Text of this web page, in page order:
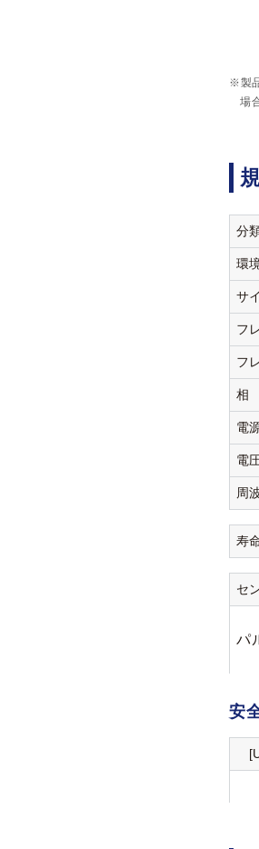
※製
場
分
環
サ
フ
フ
相
電
電
周
寿
セ
パ
安